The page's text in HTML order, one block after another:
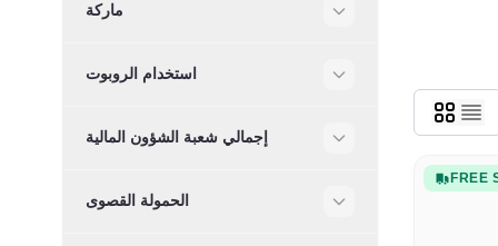
ماركة
استخدام الروبوت
إجمالي شعبة الشؤون المالية
الحمولة القصوى
FREE